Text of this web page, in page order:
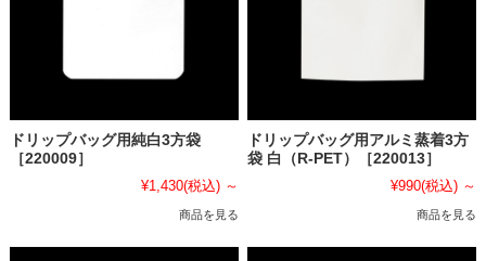
ドリップバッグ用純白3方袋
［220009］
¥1,430(税込) ～
商品を見る
ドリップバッグ用アルミ蒸着3方
袋 白（R-PET）［220013］
¥990(税込) ～
商品を見る